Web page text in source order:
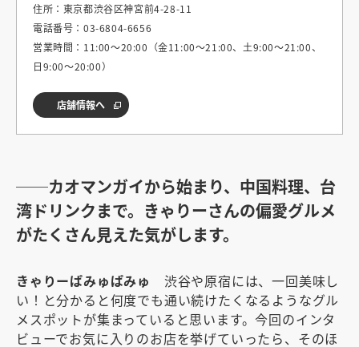
住所：東京都渋谷区神宮前4-28-11
電話番号：03-6804-6656
営業時間：11:00〜20:00（金11:00〜21:00、土9:00〜21:00、
日9:00〜20:00）
店舗情報へ
──カオマンガイから始まり、中国料理、台
湾ドリンクまで。きゃりーさんの偏愛グルメ
がたくさん見えた気がします。
きゃりーぱみゅぱみゅ
渋谷や原宿には、一回美味し
い！と分かると何度でも通い続けたくなるようなグル
メスポットが集まっていると思います。今回のインタ
ビューでお気に入りのお店を挙げていったら、そのほ